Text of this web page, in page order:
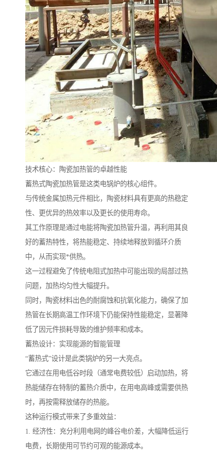
技术核心：陶瓷加热管的卓越性能
蓄热式陶瓷加热管是这类电锅炉的核心组件。
与传统金属加热元件相比，陶瓷材料具有更高的热稳定
性、更优异的热效率以及更长的使用寿命。
其工作原理是通过电能将陶瓷加热管升温，再利用其良
好的蓄热特性，将热能稳定、持续地释放到循环介质
中，从而实现*供热。
这一过程避免了传统电阻式加热中可能出现的局部过热
问题，加热均匀性大幅提升。
同时，陶瓷材料出色的耐腐蚀和抗氧化能力，确保了加
热管在长期高温工作环境下仍能保持性能稳定，显著降
低了因元件损耗导致的维护频率和成本。
蓄热设计：实现能源的智能管理
“蓄热式”设计是此类锅炉的另一大亮点。
它通过在用电低谷时段（通常电费较低）启动加热，将
热能储存在特制的蓄热介质中，在用电高峰或需要供热
时，再按需释放储存的热能。
这种运行模式带来了多重效益：
1. 经济性：充分利用电网的峰谷电价差，大幅降低运行
电费，长期使用可节约可观的能源成本。